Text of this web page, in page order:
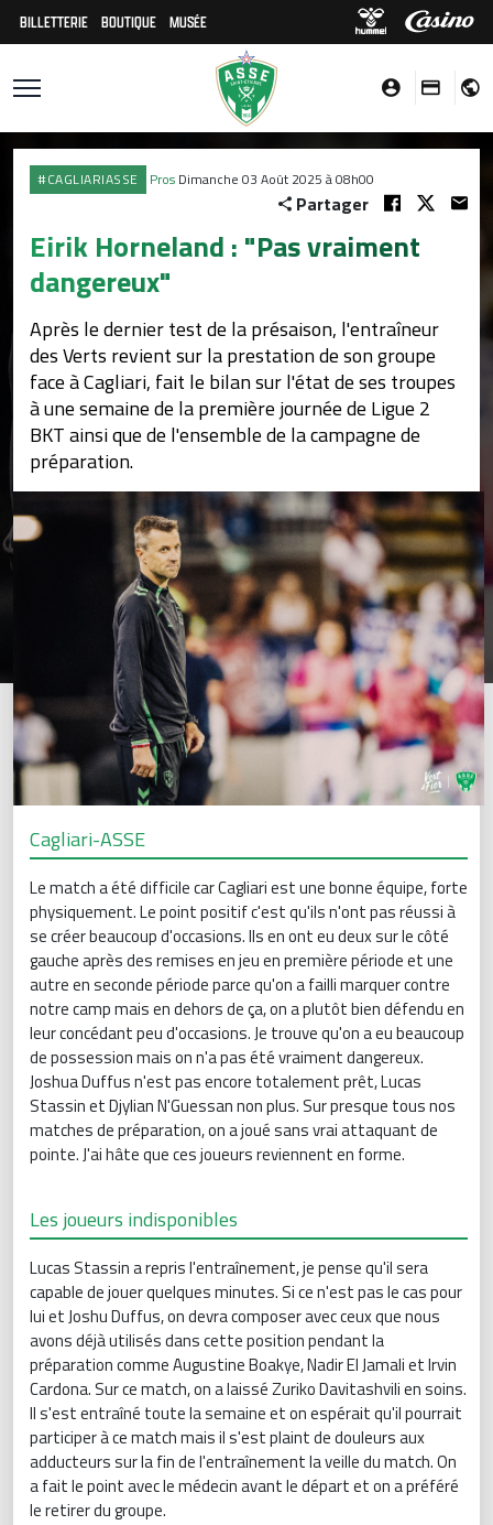
BILLETTERIE BOUTIQUE MUSÉE
#CAGLIARIASSE Pros Dimanche 03 Août 2025 à 08h00
Partager
Eirik Horneland : "Pas vraiment
dangereux"
Après le dernier test de la présaison, l'entraîneur
des Verts revient sur la prestation de son groupe
face à Cagliari, fait le bilan sur l'état de ses troupes
à une semaine de la première journée de Ligue 2
BKT ainsi que de l'ensemble de la campagne de
préparation.
Cagliari-ASSE
Le match a été difficile car Cagliari est une bonne équipe, forte
physiquement. Le point positif c'est qu'ils n'ont pas réussi à
se créer beaucoup d'occasions. Ils en ont eu deux sur le côté
gauche après des remises en jeu en première période et une
autre en seconde période parce qu'on a failli marquer contre
notre camp mais en dehors de ça, on a plutôt bien défendu en
leur concédant peu d'occasions. Je trouve qu'on a eu beaucoup
de possession mais on n'a pas été vraiment dangereux.
Joshua Duffus n'est pas encore totalement prêt, Lucas
Stassin et Djylian N'Guessan non plus. Sur presque tous nos
matches de préparation, on a joué sans vrai attaquant de
pointe. J'ai hâte que ces joueurs reviennent en forme.
Les joueurs indisponibles
Lucas Stassin a repris l'entraînement, je pense qu'il sera
capable de jouer quelques minutes. Si ce n'est pas le cas pour
lui et Joshu Duffus, on devra composer avec ceux que nous
avons déjà utilisés dans cette position pendant la
préparation comme Augustine Boakye, Nadir El Jamali et Irvin
Cardona. Sur ce match, on a laissé Zuriko Davitashvili en soins.
Il s'est entraîné toute la semaine et on espérait qu'il pourrait
participer à ce match mais il s'est plaint de douleurs aux
adducteurs sur la fin de l'entraînement la veille du match. On
a fait le point avec le médecin avant le départ et on a préféré
le retirer du groupe.